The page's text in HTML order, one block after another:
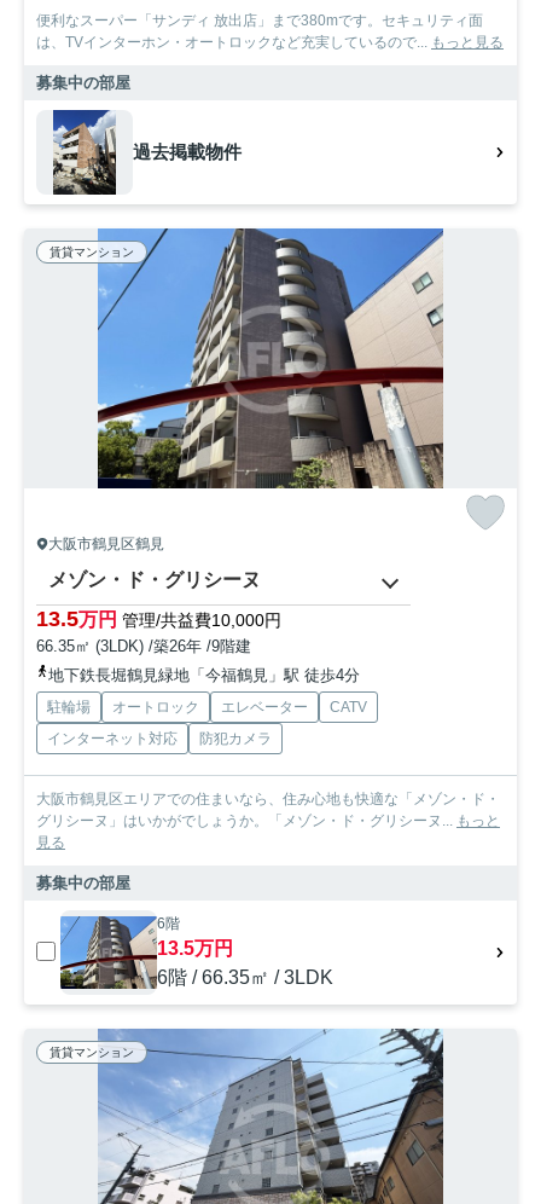
便利なスーパー「サンディ 放出店」まで380mです。セキュリティ面
は、TVインターホン・オートロックなど充実しているので... もっと見る
募集中の部屋
過去掲載物件
賃貸マンション
大阪市鶴見区鶴見
メゾン・ド・グリシーヌ
13.5万円 管理/共益費10,000円
66.35㎡ (3LDK) /築26年 /9階建
地下鉄長堀鶴見緑地「今福鶴見」駅 徒歩4分
駐輪場 オートロック エレベーター
CATV
インターネット対応
防犯カメラ
大阪市鶴見区エリアでの住まいなら、住み心地も快適な「メゾン・ド・
グリシーヌ」はいかがでしょうか。「メゾン・ド・グリシーヌ... もっと
見る
募集中の部屋
6階
13.5万円
6階 / 66.35㎡ / 3LDK
賃貸マンション